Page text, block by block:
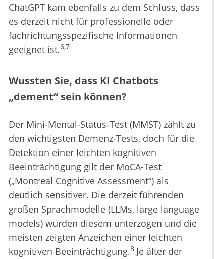
ChatGPT kam ebenfalls zu dem Schluss, dass
es derzeit nicht für professionelle oder
fachrichtungsspezifische Informationen
geeignet ist.6,7
Wussten Sie, dass KI Chatbots
„dement“ sein können?
Der Mini-Mental-Status-Test (MMST) zählt zu
den wichtigsten Demenz-Tests, doch für die
Detektion einer leichten kognitiven
Beeinträchtigung gilt der MoCA-Test
(„Montreal Cognitive Assessment“) als
deutlich sensitiver. Die derzeit führenden
großen Sprachmodelle (LLMs, large language
models) wurden diesem unterzogen und die
meisten zeigten Anzeichen einer leichten
kognitiven Beeinträchtigung.8 Je älter der